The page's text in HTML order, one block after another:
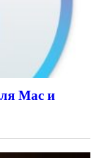
Mac и